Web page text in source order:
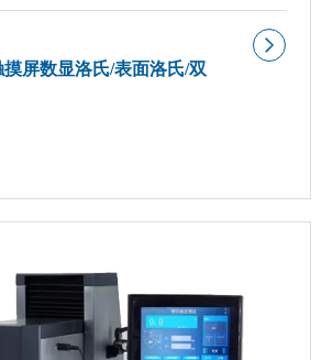
摸屏数显洛氏/表面洛氏/双